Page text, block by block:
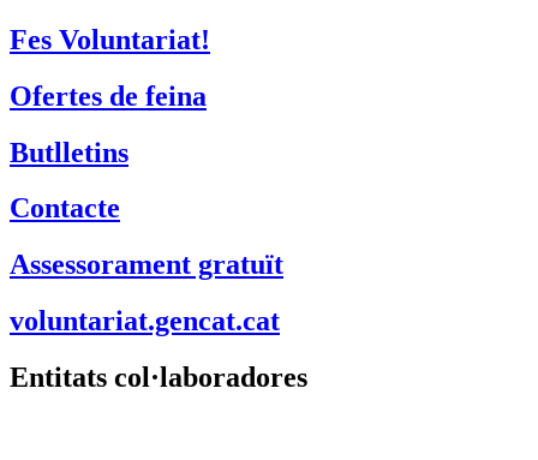
Fes Voluntariat!
Ofertes de feina
Butlletins
Contacte
Assessorament gratuït
voluntariat.gencat.cat
Entitats col·laboradores